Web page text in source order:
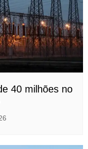
40 milhões no